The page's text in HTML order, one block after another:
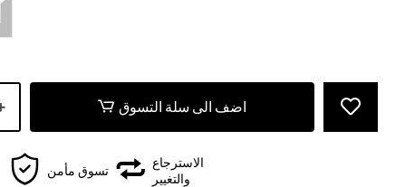
اضف الى سلة التسوق
تسوق مأمن
الاسترجاع
والتغيير